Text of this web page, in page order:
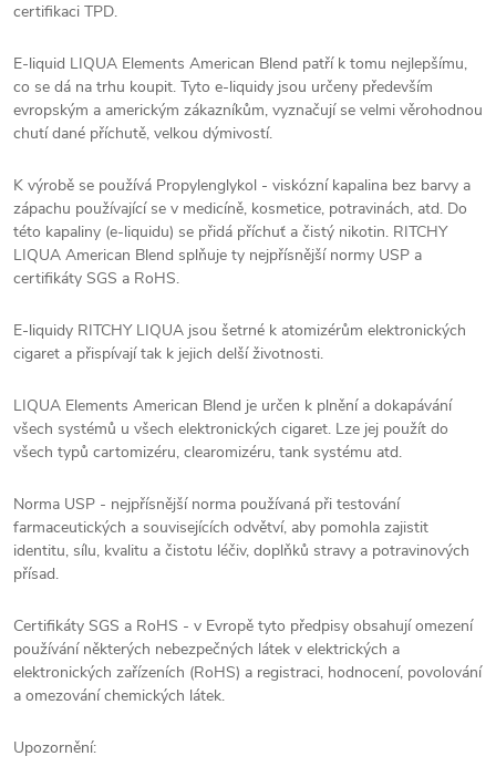
certifikaci TPD.
E-liquid LIQUA Elements American Blend patří k tomu nejlepšímu,
co se dá na trhu koupit. Tyto e-liquidy jsou určeny především
evropským a americkým zákazníkům, vyznačují se velmi věrohodnou
chutí dané příchutě, velkou dýmivostí.
K výrobě se používá Propylenglykol - viskózní kapalina bez barvy a
zápachu používající se v medicíně, kosmetice, potravinách, atd. Do
této kapaliny (e-liquidu) se přidá příchuť a čistý nikotin. RITCHY
LIQUA American Blend splňuje ty nejpřísnější normy USP a
certifikáty SGS a RoHS.
E-liquidy RITCHY LIQUA jsou šetrné k atomizérům elektronických
cigaret a přispívají tak k jejich delší životnosti.
LIQUA Elements American Blend je určen k plnění a dokapávání
všech systémů u všech elektronických cigaret. Lze jej použít do
všech typů cartomizéru, clearomizéru, tank systému atd.
Norma USP - nejpřísnější norma používaná při testování
farmaceutických a souvisejících odvětví, aby pomohla zajistit
identitu, sílu, kvalitu a čistotu léčiv, doplňků stravy a potravinových
přísad.
Certifikáty SGS a RoHS - v Evropě tyto předpisy obsahují omezení
používání některých nebezpečných látek v elektrických a
elektronických zařízeních (RoHS) a registraci, hodnocení, povolování
a omezování chemických látek.
Upozornění: